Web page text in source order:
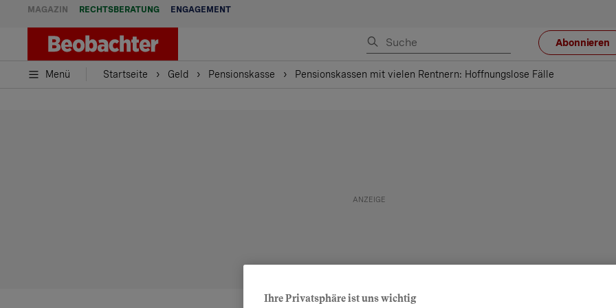
MAGAZIN RECHTSBERATUNG ENGAGEMENT
Abonnieren
Menü Startseite Geld Pensionskasse Pensionskassen mit vielen Rentnern: Hoffnungslose Fälle
Ihre Privatsphäre ist uns wichtig